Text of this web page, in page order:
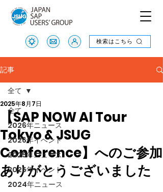
検索はこちら
検索はこちら
記事
全て
2026年ニュース
2026年イベント
2025年ニュース
2025年イベント
2024年ニュース
全て
【SAP NOW AI Tour
Tokyo & JSUG
Conference】へのご参加
ありがとうございました
2025年8月7日